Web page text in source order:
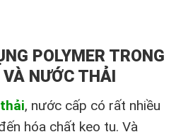
POLYMER TRONG
NƯỚC THẢI
, nước cấp có rất nhiều
hóa chất keo tụ. Và